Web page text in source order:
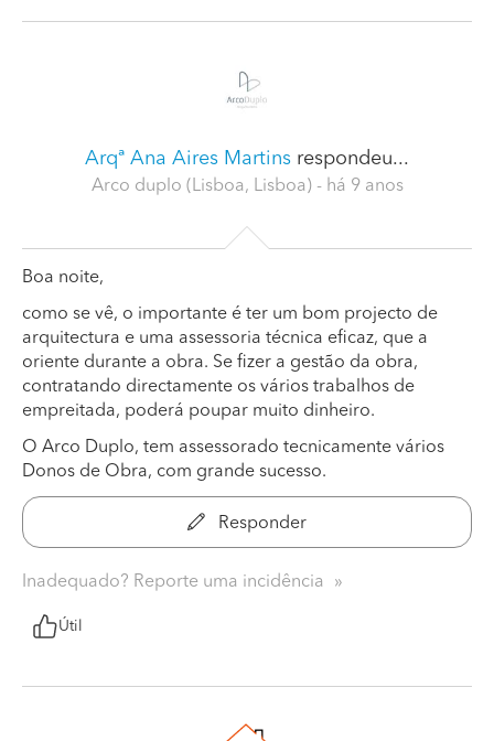
Arqª Ana Aires Martins respondeu...
Arco duplo (Lisboa, Lisboa) - há 9 anos
Boa noite,
como se vê, o importante é ter um bom projecto de
arquitectura e uma assessoria técnica eficaz, que a
oriente durante a obra. Se fizer a gestão da obra,
contratando directamente os vários trabalhos de
empreitada, poderá poupar muito dinheiro.
O Arco Duplo, tem assessorado tecnicamente vários
Donos de Obra, com grande sucesso.
Responder
Inadequado? Reporte uma incidência
Útil